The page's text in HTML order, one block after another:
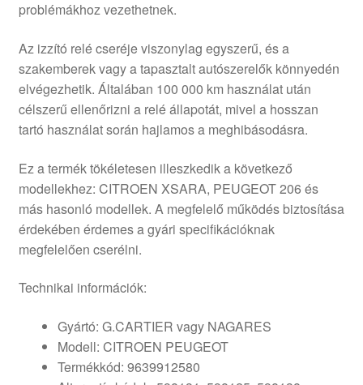
problémákhoz vezethetnek.
Az izzító relé cseréje viszonylag egyszerű, és a
szakemberek vagy a tapasztalt autószerelők könnyedén
elvégezhetik. Általában 100 000 km használat után
célszerű ellenőrizni a relé állapotát, mivel a hosszan
tartó használat során hajlamos a meghibásodásra.
Ez a termék tökéletesen illeszkedik a következő
modellekhez: CITROEN XSARA, PEUGEOT 206 és
más hasonló modellek. A megfelelő működés biztosítása
érdekében érdemes a gyári specifikációknak
megfelelően cserélni.
Technikai információk:
Gyártó: G.CARTIER vagy NAGARES
Modell: CITROEN PEUGEOT
Termékkód: 9639912580